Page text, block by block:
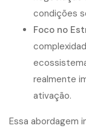
condições
Foco no
realmente
ativação.
Essa abordagem